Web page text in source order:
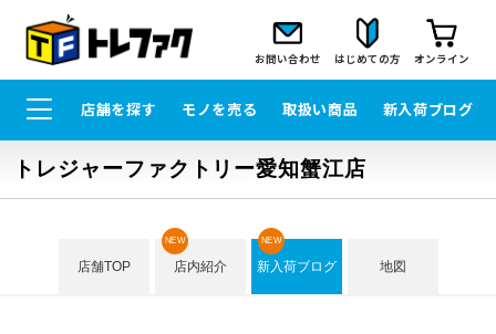
お問い合わせ はじめての方 オンライン
店舗を探す モノを売る 取扱い商品 新入荷ブログ
トレジャーファクトリー愛知蟹江店
店舗TOP 店内紹介
NEW
新入荷ブログ
NEW
地図